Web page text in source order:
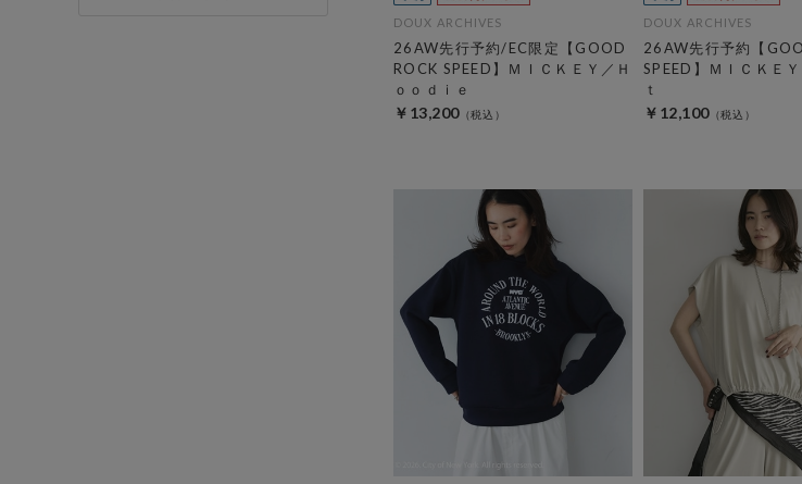
DOUX ARCHIVES
26AW先行予約/EC限定【GOOD
ROCK SPEED】ＭＩＣＫＥＹ／Ｈ
ｏｏｄｉｅ
￥13,200
DOUX ARCHIVES
26AW先行予約【
SPEED】ＭＩＣＫＥ
ｔ
￥12,100